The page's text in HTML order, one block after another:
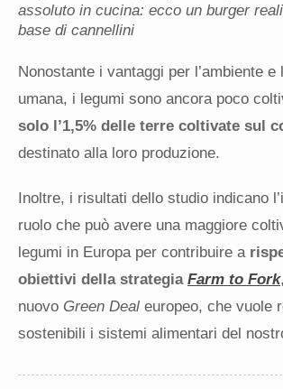
assoluto in cucina: ecco un burger
base di cannellini
Nonostante i vantaggi per l’ambiente e
umana, i legumi sono ancora poco
solo l’1,5% delle terre coltivate sul
destinato alla loro produzione.
Inoltre, i risultati dello studio indicano
ruolo che può avere una maggiore
legumi in Europa per contribuire a
obiettivi della strategia Farm to Fork
nuovo Green Deal europeo, che vuole
sostenibili i sistemi alimentari del